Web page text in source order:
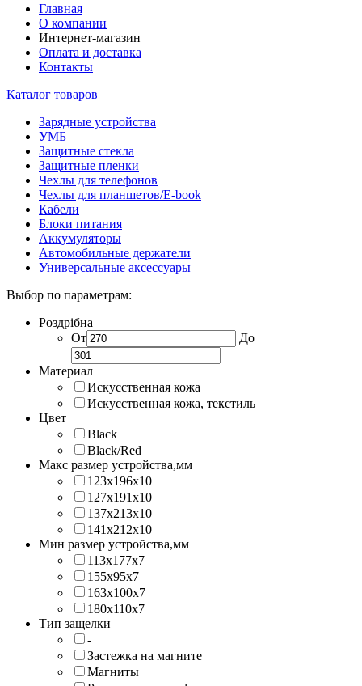
Главная
О компании
Интернет-магазин
Оплата и доставка
Контакты
Каталог товаров
Зарядные устройства
УМБ
Защитные стекла
Защитные пленки
Чехлы для телефонов
Чехлы для планшетов/E-book
Кабели
Блоки питания
Аккумуляторы
Автомобильные держатели
Универсальные аксессуары
Выбор по параметрам:
Роздрібна
От
До
Материал
Искусственная кожа
Искусственная кожа, текстиль
Цвет
Black
Black/Red
Макс размер устройства,мм
123х196х10
127х191х10
137х213х10
141х212х10
Мин размер устройства,мм
113x177x7
155x95x7
163x100x7
180x110x7
Тип защелки
-
Застежка на магните
Магниты